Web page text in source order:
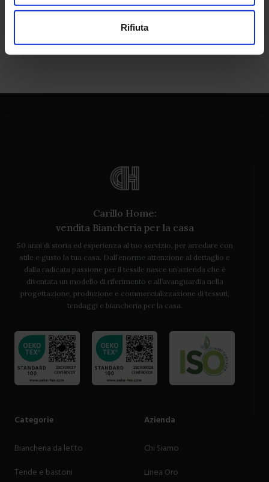
Rifiuta
Carillo Home:
vendita Biancheria per la casa
50 anni di storia ed esperienza al tuo servizio, per arredare con
stile e gusto la tua casa. Dall’enorme attenzione al dettaglio e
dalla radicata passione per il tessile nasce un’azienda che è
diventata un modello di riferimento e all’avanguardia nella
progettazione, produzione e commercializzazione di tessuti,
tendaggi e biancheria per la casa.
Categorie
Biancheria da letto
Tende e bastoni
Azienda
Chi Siamo
Linea Oro